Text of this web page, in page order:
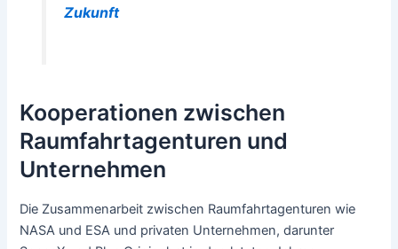
Zukunft
Kooperationen zwischen
Raumfahrtagenturen und
Unternehmen
Die Zusammenarbeit zwischen Raumfahrtagenturen wie
NASA und ESA und privaten Unternehmen, darunter